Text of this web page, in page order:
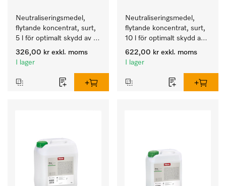
Neutraliseringsmedel,
flytande koncentrat, surt,
5 l för optimalt skydd av
textilierna tack vare
pålitlig neutralisering.
326,00 kr exkl. moms
I lager
Neutraliseringsmedel,
flytande koncentrat, surt,
10 l för optimalt skydd av
textilierna tack vare
pålitlig neutralisering.
622,00 kr exkl. moms
I lager